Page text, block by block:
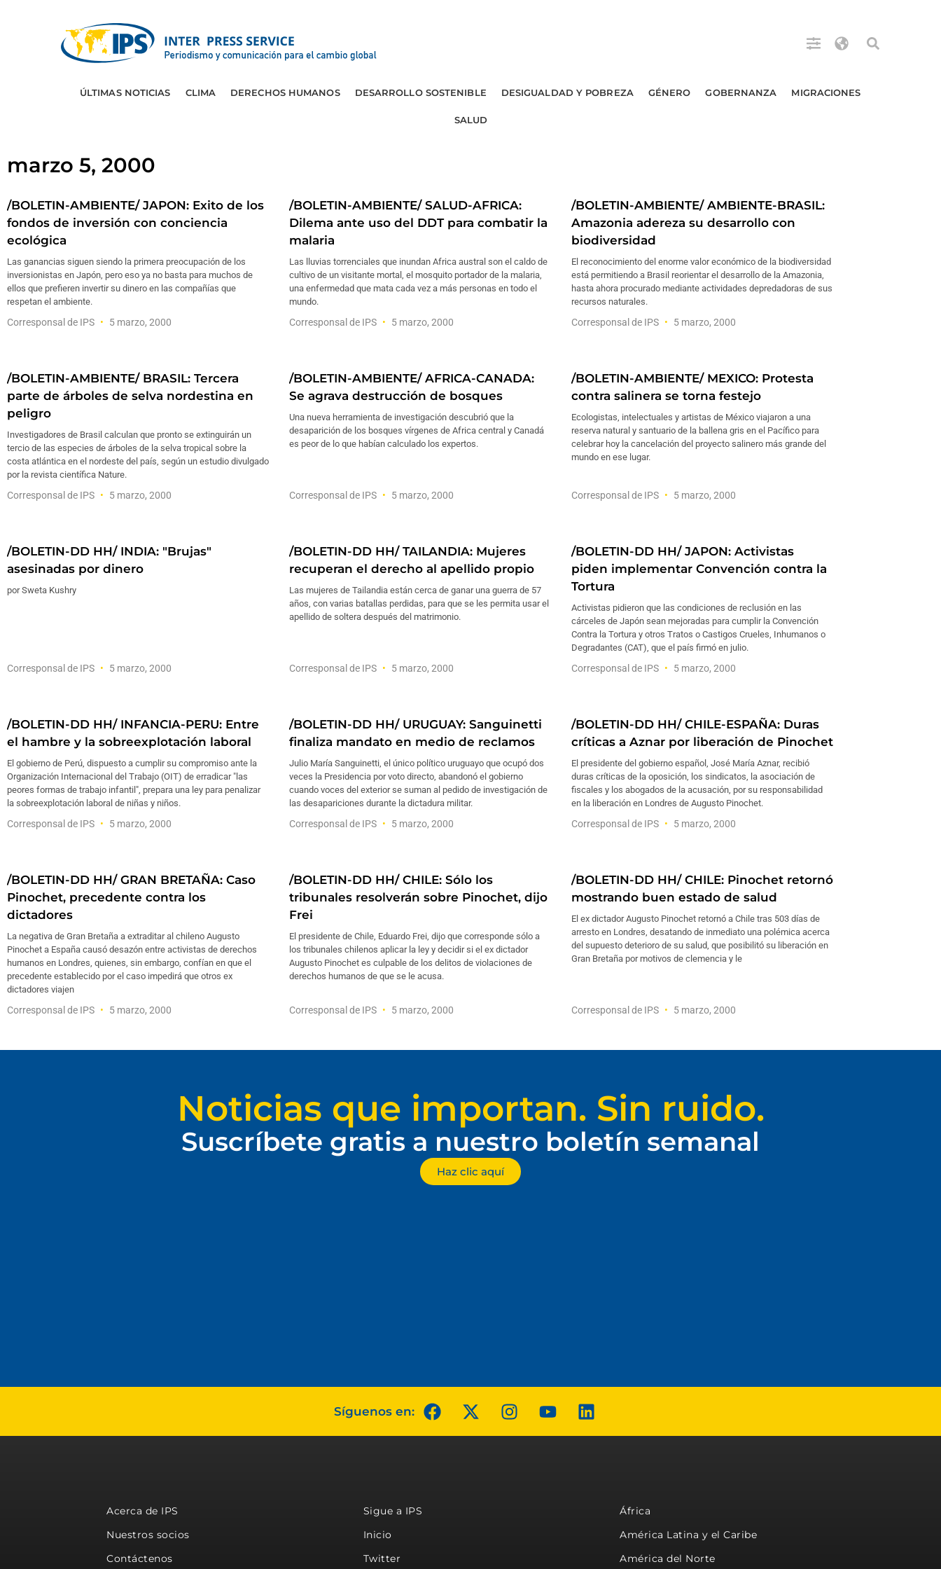
ÚLTIMAS NOTICIAS CLIMA DERECHOS HUMANOS DESARROLLO SOSTENIBLE DESIGUALDAD Y POBREZA GÉNERO GOBERNANZA MIGRACIONES
SALUD
marzo 5, 2000
/BOLETIN-AMBIENTE/ JAPON: Exito de los
fondos de inversión con conciencia
ecológica
Las ganancias siguen siendo la primera preocupación de los
inversionistas en Japón, pero eso ya no basta para muchos de
ellos que prefieren invertir su dinero en las compañías que
respetan el ambiente.
Corresponsal de IPS 5 marzo, 2000
/BOLETIN-AMBIENTE/ SALUD-AFRICA:
Dilema ante uso del DDT para combatir la
malaria
Las lluvias torrenciales que inundan Africa austral son el caldo de
cultivo de un visitante mortal, el mosquito portador de la malaria,
una enfermedad que mata cada vez a más personas en todo el
mundo.
Corresponsal de IPS 5 marzo, 2000
/BOLETIN-AMBIENTE/ AMBIENTE-BRASIL:
Amazonia adereza su desarrollo con
biodiversidad
El reconocimiento del enorme valor económico de la biodiversidad
está permitiendo a Brasil reorientar el desarrollo de la Amazonia,
hasta ahora procurado mediante actividades depredadoras de sus
recursos naturales.
Corresponsal de IPS 5 marzo, 2000
/BOLETIN-AMBIENTE/ BRASIL: Tercera
parte de árboles de selva nordestina en
peligro
Investigadores de Brasil calculan que pronto se extinguirán un
tercio de las especies de árboles de la selva tropical sobre la
costa atlántica en el nordeste del país, según un estudio divulgado
por la revista científica Nature.
Corresponsal de IPS 5 marzo, 2000
/BOLETIN-AMBIENTE/ AFRICA-CANADA:
Se agrava destrucción de bosques
Una nueva herramienta de investigación descubrió que la
desaparición de los bosques vírgenes de Africa central y Canadá
es peor de lo que habían calculado los expertos.
Corresponsal de IPS 5 marzo, 2000
/BOLETIN-AMBIENTE/ MEXICO: Protesta
contra salinera se torna festejo
Ecologistas, intelectuales y artistas de México viajaron a una
reserva natural y santuario de la ballena gris en el Pacífico para
celebrar hoy la cancelación del proyecto salinero más grande del
mundo en ese lugar.
Corresponsal de IPS 5 marzo, 2000
/BOLETIN-DD HH/ INDIA: "Brujas"
asesinadas por dinero
por Sweta Kushry
Corresponsal de IPS 5 marzo, 2000
/BOLETIN-DD HH/ TAILANDIA: Mujeres
recuperan el derecho al apellido propio
Las mujeres de Tailandia están cerca de ganar una guerra de 57
años, con varias batallas perdidas, para que se les permita usar el
apellido de soltera después del matrimonio.
Corresponsal de IPS 5 marzo, 2000
/BOLETIN-DD HH/ JAPON: Activistas
piden implementar Convención contra la
Tortura
Activistas pidieron que las condiciones de reclusión en las
cárceles de Japón sean mejoradas para cumplir la Convención
Contra la Tortura y otros Tratos o Castigos Crueles, Inhumanos o
Degradantes (CAT), que el país firmó en julio.
Corresponsal de IPS 5 marzo, 2000
/BOLETIN-DD HH/ INFANCIA-PERU: Entre
el hambre y la sobreexplotación laboral
El gobierno de Perú, dispuesto a cumplir su compromiso ante la
Organización Internacional del Trabajo (OIT) de erradicar "las
peores formas de trabajo infantil", prepara una ley para penalizar
la sobreexplotación laboral de niñas y niños.
Corresponsal de IPS 5 marzo, 2000
/BOLETIN-DD HH/ URUGUAY: Sanguinetti
finaliza mandato en medio de reclamos
Julio María Sanguinetti, el único político uruguayo que ocupó dos
veces la Presidencia por voto directo, abandonó el gobierno
cuando voces del exterior se suman al pedido de investigación de
las desapariciones durante la dictadura militar.
Corresponsal de IPS 5 marzo, 2000
/BOLETIN-DD HH/ CHILE-ESPAÑA: Duras
críticas a Aznar por liberación de Pinochet
El presidente del gobierno español, José María Aznar, recibió
duras críticas de la oposición, los sindicatos, la asociación de
fiscales y los abogados de la acusación, por su responsabilidad
en la liberación en Londres de Augusto Pinochet.
Corresponsal de IPS 5 marzo, 2000
/BOLETIN-DD HH/ GRAN BRETAÑA: Caso
Pinochet, precedente contra los
dictadores
La negativa de Gran Bretaña a extraditar al chileno Augusto
Pinochet a España causó desazón entre activistas de derechos
humanos en Londres, quienes, sin embargo, confían en que el
precedente establecido por el caso impedirá que otros ex
dictadores viajen
Corresponsal de IPS 5 marzo, 2000
/BOLETIN-DD HH/ CHILE: Sólo los
tribunales resolverán sobre Pinochet, dijo
Frei
El presidente de Chile, Eduardo Frei, dijo que corresponde sólo a
los tribunales chilenos aplicar la ley y decidir si el ex dictador
Augusto Pinochet es culpable de los delitos de violaciones de
derechos humanos de que se le acusa.
Corresponsal de IPS 5 marzo, 2000
/BOLETIN-DD HH/ CHILE: Pinochet retornó
mostrando buen estado de salud
El ex dictador Augusto Pinochet retornó a Chile tras 503 días de
arresto en Londres, desatando de inmediato una polémica acerca
del supuesto deterioro de su salud, que posibilitó su liberación en
Gran Bretaña por motivos de clemencia y le
Corresponsal de IPS 5 marzo, 2000
Noticias que importan. Sin ruido.
Suscríbete gratis a nuestro boletín semanal
Haz clic aquí
Síguenos en:
Acerca de IPS
Nuestros socios
Contáctenos
Sigue a IPS
Inicio
Twitter
África
América Latina y el Caribe
América del Norte